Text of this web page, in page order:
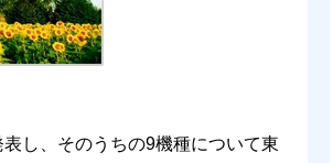
表し、そのうちの9機種について東